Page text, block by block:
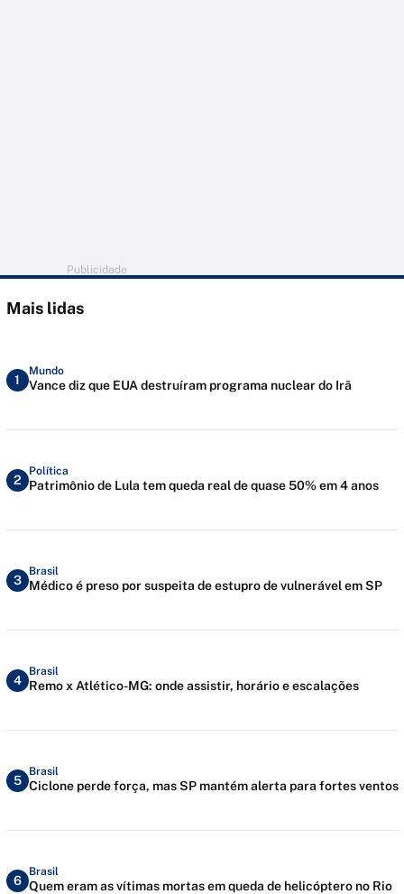
Publicidade
Mais lidas
1
Mundo
Vance diz que EUA destruíram programa nuclear do Irã
2
Política
Patrimônio de Lula tem queda real de quase 50% em 4 anos
3
Brasil
Médico é preso por suspeita de estupro de vulnerável em SP
4
Brasil
Remo x Atlético-MG: onde assistir, horário e escalações
5
Brasil
Ciclone perde força, mas SP mantém alerta para fortes ventos
6
Brasil
Quem eram as vítimas mortas em queda de helicóptero no Rio